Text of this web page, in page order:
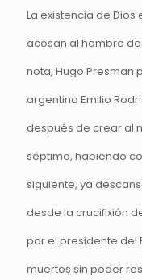
La existencia de
acosan al hombre
nota, Hugo Presman
argentino Emilio
después de crear al
séptimo, habiendo
siguiente, ya
desde la crucifixión
por el presidente del
muertos sin poder